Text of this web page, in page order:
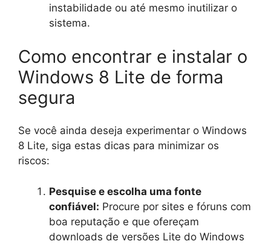
instabilidade ou até mesmo inutilizar o
sistema.
Como encontrar e instalar o
Windows 8 Lite de forma
segura
Se você ainda deseja experimentar o Windows
8 Lite, siga estas dicas para minimizar os
riscos:
Pesquise e escolha uma fonte
confiável: Procure por sites e fóruns com
boa reputação e que ofereçam
downloads de versões Lite do Windows